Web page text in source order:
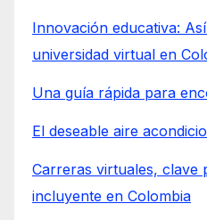
Innovación educativa:
universidad virtual en
Una guía rápida para
El deseable aire
Carreras virtuales, clave
incluyente en Colombia